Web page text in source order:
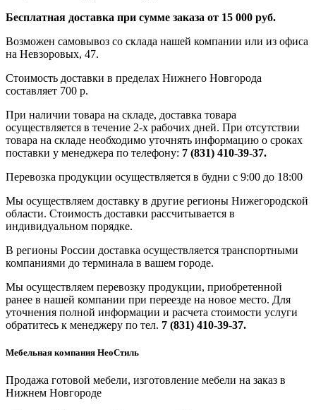
Бесплатная доставка при сумме заказа от 15 000 руб.
Возможен самовывоз со склада нашей компании или из офиса
на Невзоровых, 47.
Стоимость доставки в пределах Нижнего Новгорода
составляет 700 р.
При наличии товара на складе, доставка товара
осуществляется в течение 2-х рабочих дней. При отсутствии
товара на складе необходимо уточнять информацию о сроках
поставки у менеджера по телефону: 7 (831) 410-39-37.
Перевозка продукции осуществляется в будни с 9:00 до 18:00
Мы осуществляем доставку в другие регионы Нижегородской
области. Стоимость доставки рассчитывается в
индивидуальном порядке.
В регионы России доставка осуществляется транспортными
компаниями до терминала в вашем городе.
Мы осуществляем перевозку продукции, приобретенной
ранее в нашей компании при переезде на новое место. Для
уточнения полной информации и расчета стоимости услуги
обратитесь к менеджеру по тел. 7 (831) 410-39-37.
Мебельная компания НеоСтиль
Продажа готовой мебели, изготовление мебели на заказ в
Нижнем Новгороде